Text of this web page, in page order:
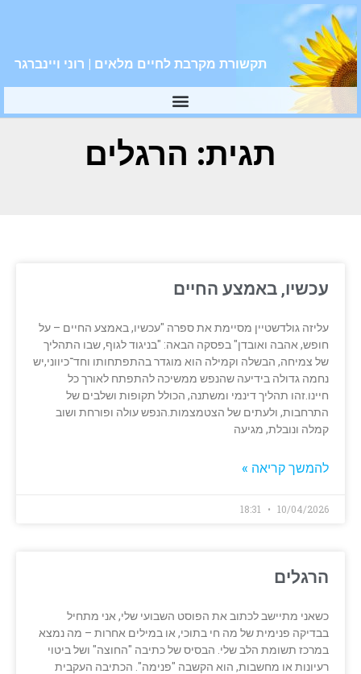
תקשורת מקרבת לחיים מלאים | רוני ויינברגר
תגית: הרגלים
עכשיו, באמצע החיים
עליזה גולדשטיין מסיימת את ספרה "עכשיו, באמצע החיים – על
חופש, אהבה ואובדן" בפסקה הבאה: "בניגוד לגוף, שבו התהליך
של צמיחה, הבשלה וקמילה הוא מוגדר בהתפתחותו וחד־כיווני,יש
נחמה גדולה בידיעה שהנפש ממשיכה להתפתח לאורך כל
חיינו.זהו תהליך דינמי ומשתנה, הכולל תקופות ושלבים של
התרחבות, ולעתים של הצטמצמות.הנפש עולה ופורחת ושוב
קמלה ונובלת, מגיעה
להמשך קריאה »
10/04/2026
הרגלים
כשאני מתיישב לכתוב את הפוסט השבועי שלי, אני מתחיל
בבדיקה פנימית של מה חי בתוכי, או במילים אחרות – מה נמצא
במרכז תשומת הלב שלי. הבסיס של כתיבה "החוצה" ושל ביטוי
רעיונות או מחשבות, הוא הקשבה "פנימה". הכתיבה העקבית